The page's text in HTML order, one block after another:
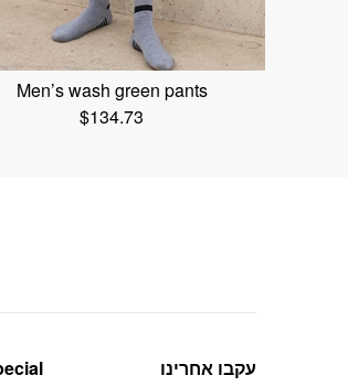
Men’s wash green pants
$134.73
עקבו אחרינו